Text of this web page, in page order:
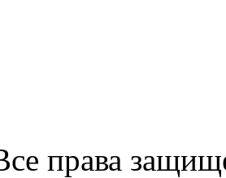
права